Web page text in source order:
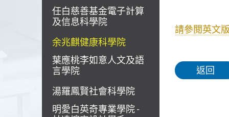
任白慈善基金電子計算
及信息科學院
余兆麒健康科學院
葉應桃李如意人文及語
言學院
湯羅鳳賢社會科學院
明愛白英奇專業學院 -
請參閲英文
返回